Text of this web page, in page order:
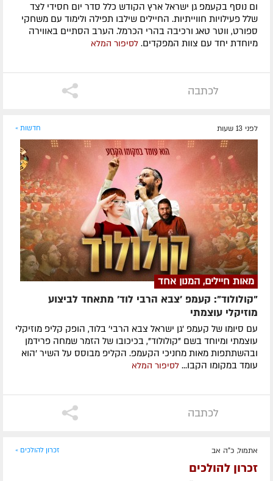
ום נוסף בקעמפ גן ישראל ארץ הקודש כלל סדר יום חסידי לצד
שלל פעילויות חווייתיות. החיילים שילבו תפילה ולימוד עם משחקי
ספורט, ווטר טאג ורכיבה בהרי הכרמל. הערב הסתיים באווירה
מיוחדת יחד עם צוות המפקדים. לסיפור המלא
לכתבה
לפני 13 שעות חדשות »
מאות חיילים, המנון אחד
"קולולוד": קעמפ 'צבא הרבי לוד' מתאחד לביצוע
מוזיקלי עוצמתי
עם סיומו של קעמפ 'גן ישראל צבא הרבי' בלוד, הופק קליפ מוזיקלי
עוצמתי ומיוחד בשם "קולולוד", בכיכובו של הזמר שמחה פרידמן
ובהשתתפות מאות מחניכי הקעמפ. הקליפ מבוסס על השיר 'הוא
עומד במקומו הקבו... לסיפור המלא
לכתבה
אתמול, כ"ה אב זכרון להולכים »
זכרון להולכים